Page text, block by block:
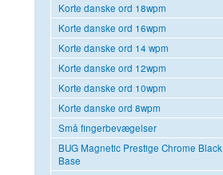
Korte danske ord 18wpm
Korte danske ord 16wpm
Korte danske ord 14 wpm
Korte danske ord 12wpm
Korte danske ord 10wpm
Korte danske ord 8wpm
Små fingerbevægelser
BUG Magnetic Prestige Chrome Black
Base